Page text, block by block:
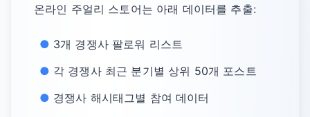
온라인 주얼리 스토어는 아래 데이터를 추출:
3개 경쟁사 팔로워 리스트
각 경쟁사 최근 분기별 상위 50개 포스트
경쟁사 해시태그별 참여 데이터